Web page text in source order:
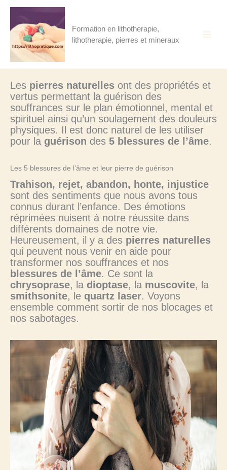
contenu
Formation en lithotherapie,
lithotherapie, pierres et mineraux
Les pierres naturelles ont des propriétés et
vertus permettant la guérison des
souffrances sur le plan émotionnel, mental et
spirituel ainsi qu’un soulagement des douleurs
physiques. Il est donc naturel de les utiliser
pour la guérison des 5 blessures de l’âme.
Les 5 blessures de l’âme et leur pierre de guérison
Trahison, rejet, abandon, honte, injustice
sont des sentiments que nous avons tous
connus durant l’enfance. Des émotions
réprimées nuisent à notre réussite dans
différents domaines de notre vie.
Heureusement, il y a des pierres naturelles
qui peuvent nous venir en aide pour
transformer nos souffrances et nos
blessures de l’âme. Ce sont la
chrysoprase, la dioptase, la muscovite, la
smithsonite, le quartz laser. Voyons
ensemble comment sortir de nos blocages et
nos sabotages.